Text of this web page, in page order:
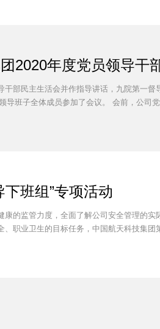
2020年度党员领导干
部民主生活会并作指导讲话，九院第一
导班子全体成员参加了会议。 会前，公司
班组”专项活动
的监管力度，全面了解公司安全管理的
职业卫生的目标任务，中国航天科技集团